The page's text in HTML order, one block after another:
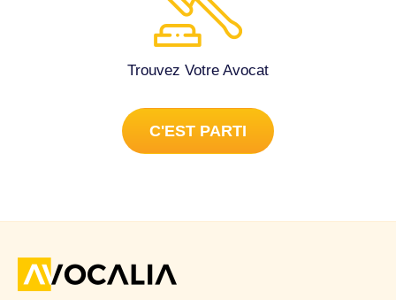
Trouvez Votre Avocat
C'EST PARTI